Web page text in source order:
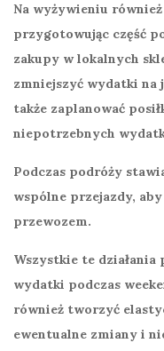
Na wyżywieniu
przygotowując część
zakupy w lokalnych
zmniejszyć wydatki na
także zaplanować
niepotrzebnych
Podczas podróży
wspólne przejazdy,
przewozem.
Wszystkie te
wydatki podczas
również tworzyć
ewentualne zmiany i